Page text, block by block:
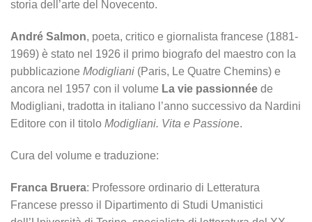
storia dell’arte del Novecento.
André Salmon, poeta, critico e giornalista francese (1881-
1969) è stato nel 1926 il primo biografo del maestro con la
pubblicazione Modigliani (Paris, Le Quatre Chemins) e
ancora nel 1957 con il volume La vie passionnée de
Modigliani, tradotta in italiano l’anno successivo da Nardini
Editore con il titolo Modigliani. Vita e Passione.
Cura del volume e traduzione:
Franca Bruera: Professore ordinario di Letteratura
Francese presso il Dipartimento di Studi Umanistici